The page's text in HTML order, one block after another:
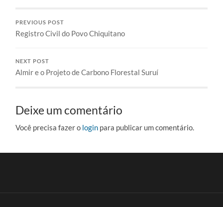
PREVIOUS POST
Registro Civil do Povo Chiquitano
NEXT POST
Almir e o Projeto de Carbono Florestal Suruí
Deixe um comentário
Você precisa fazer o login para publicar um comentário.